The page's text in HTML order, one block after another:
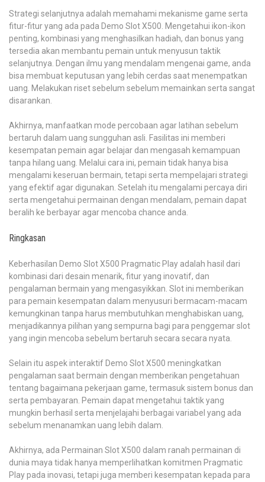
Strategi selanjutnya adalah memahami mekanisme game serta
fitur-fitur yang ada pada Demo Slot X500. Mengetahui ikon-ikon
penting, kombinasi yang menghasilkan hadiah, dan bonus yang
tersedia akan membantu pemain untuk menyusun taktik
selanjutnya. Dengan ilmu yang mendalam mengenai game, anda
bisa membuat keputusan yang lebih cerdas saat menempatkan
uang. Melakukan riset sebelum sebelum memainkan serta sangat
disarankan.
Akhirnya, manfaatkan mode percobaan agar latihan sebelum
bertaruh dalam uang sungguhan asli. Fasilitas ini memberi
kesempatan pemain agar belajar dan mengasah kemampuan
tanpa hilang uang. Melalui cara ini, pemain tidak hanya bisa
mengalami keseruan bermain, tetapi serta mempelajari strategi
yang efektif agar digunakan. Setelah itu mengalami percaya diri
serta mengetahui permainan dengan mendalam, pemain dapat
beralih ke berbayar agar mencoba chance anda.
Ringkasan
Keberhasilan Demo Slot X500 Pragmatic Play adalah hasil dari
kombinasi dari desain menarik, fitur yang inovatif, dan
pengalaman bermain yang mengasyikkan. Slot ini memberikan
para pemain kesempatan dalam menyusuri bermacam-macam
kemungkinan tanpa harus membutuhkan menghabiskan uang,
menjadikannya pilihan yang sempurna bagi para penggemar slot
yang ingin mencoba sebelum bertaruh secara secara nyata.
Selain itu aspek interaktif Demo Slot X500 meningkatkan
pengalaman saat bermain dengan memberikan pengetahuan
tentang bagaimana pekerjaan game, termasuk sistem bonus dan
serta pembayaran. Pemain dapat mengetahui taktik yang
mungkin berhasil serta menjelajahi berbagai variabel yang ada
sebelum menanamkan uang lebih dalam.
Akhirnya, ada Permainan Slot X500 dalam ranah permainan di
dunia maya tidak hanya memperlihatkan komitmen Pragmatic
Play pada inovasi, tetapi juga memberi kesempatan kepada para